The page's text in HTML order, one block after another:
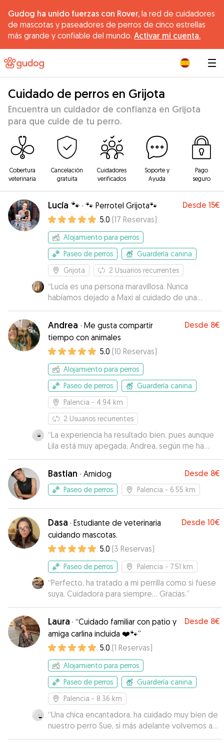
Gudog ha unido fuerzas con Rover, la red de cuidadores
de mascotas y paseadores de perros de cinco estrellas
más grande y confiable del mundo. Activar mi cuenta.
Cuidado de perros en Grijota
Encuentra un cuidador de confianza en Grijota
para que cuide de tu perro.
Cobertura
veterinaria
Cancelación
gratuita
Cuidadores
verificados
Soporte y
Ayuda
Pago
seguro
Lucía 🐾 · 🐾 Perrotel Grijota🐾 Desde 15€
5.0 (17 Reservas)
Alojamiento para perros
Paseo de perros
Guardería canina
Grijota
2 Usuarios recurrentes
“Lucía es una persona maravillosa. Nunca
habíamos dejado a Maxi al cuidado de una
persona ajena pero nos demostró confianza
desde el minuto uno. Siendo Maxi un viejete
cascarrabias le dio muchísimo cariño e hizo que
pudiéramos disfrutar de nuestra estancia con
una tranquilidad que jamás hubiera esperado.
Andrea · Me gusta compartir
tiempo con animales
Desde 8€
5.0 (10 Reservas)
Alojamiento para perros
Paseo de perros
Guardería canina
Palencia - 4.94 km
2 Usuarios recurrentes
“La experiencia ha resultado bien, pues aunque
Lila está muy apegada, Andrea, según me ha
dicho, consiguió que se tranquilizara al cabo de 2
horas, y eso seguro que solo fue posible por su
buen hacer, así que sin duda, cuando lo necesite,
volveré a recurrir a ella.”
Bastian · Amidog Desde 8€
Paseo de perros Palencia - 6.55 km
Dasa · Estudiante de veterinaria
cuidando mascotas.
Desde 10€
5.0 (3 Reservas)
Paseo de perros Palencia - 7.51 km
“Perfecto, ha tratado a mi perrilla como si fuese
suya. Cuidadora para siempre... Gracias.”
Laura · “Cuidado familiar con patio y
amiga carlina incluida ❤️🐾”
Desde 8€
5.0 (1 Reservas)
Alojamiento para perros
Paseo de perros
Guardería canina
Palencia - 8.36 km
“Una chica encantadora, ha cuidado muy bien de
nuestro perro Sue, si más adelante volvemos a
Palencia, seguro que repetiremos”